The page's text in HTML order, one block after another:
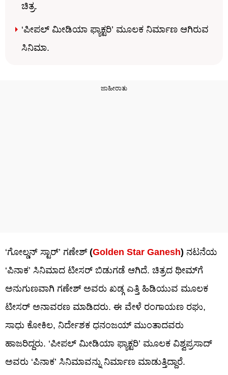
ಚಿತ್ರ.
‘ಪೀಪಲ್ ಮೀಡಿಯಾ ಫ್ಯಾಕ್ಟರಿ’ ಮೂಲಕ ನಿರ್ಮಾಣ ಆಗಿರುವ
ಸಿನಿಮಾ.
‘ಗೋಲ್ಡನ್ ಸ್ಟಾರ್’ ಗಣೇಶ್ (Golden Star Ganesh) ನಟನೆಯ
‘ಪಿನಾಕ’ ಸಿನಿಮಾದ ಟೀಸರ್ ಬಿಡುಗಡೆ ಆಗಿದೆ. ಚಿತ್ರದ ಥೀಮ್​ಗೆ
ಅನುಗುಣವಾಗಿ ಗಣೇಶ್ ಅವರು ಖಡ್ಗ ಎತ್ತಿ ಹಿಡಿಯುವ ಮೂಲಕ
ಟೀಸರ್ ಅನಾವರಣ ಮಾಡಿದರು. ಈ ವೇಳೆ ರಂಗಾಯಣ ರಘು,
ಸಾಧು ಕೋಕಿಲ, ನಿರ್ದೇಶಕ ಧನಂಜಯ್ ಮುಂತಾದವರು
ಹಾಜರಿದ್ದರು. ‘ಪೀಪಲ್ ಮೀಡಿಯಾ ಫ್ಯಾಕ್ಟರಿ’ ಮೂಲಕ ವಿಶ್ವಪ್ರಸಾದ್
ಅವರು ‘ಪಿನಾಕ’ ಸಿನಿಮಾವನ್ನು ನಿರ್ಮಾಣ ಮಾಡುತ್ತಿದ್ದಾರೆ.